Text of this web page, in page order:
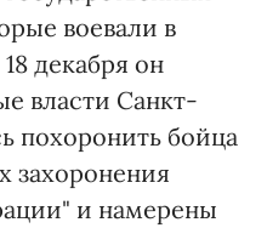
воевали в
декабря он
власти Санкт-
похоронить бойца
захоронения
и намерены